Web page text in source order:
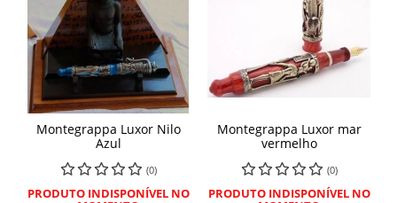
Montegrappa Luxor Nilo
Azul
(0)
PRODUTO INDISPONÍVEL NO
Montegrappa Luxor mar
vermelho
(0)
PRODUTO INDISPONÍVEL NO